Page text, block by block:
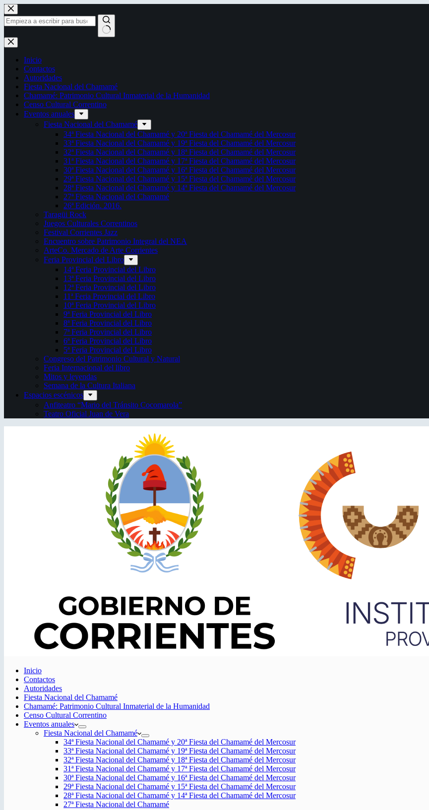
Saltar
al
contenido
Sin
resultados
Inicio
Contactos
Autoridades
Fiesta Nacional del Chamamé
Chamamé: Patrimonio Cultural Inmaterial de la Humanidad
Censo Cultural Correntino
Eventos anuales
Fiesta Nacional del Chamamé
34ª Fiesta Nacional del Chamamé y 20ª Fiesta del Chamamé del Mercosur
33ª Fiesta Nacional del Chamamé y 19ª Fiesta del Chamamé del Mercosur
32ª Fiesta Nacional del Chamamé y 18ª Fiesta del Chamamé del Mercosur
31ª Fiesta Nacional del Chamamé y 17ª Fiesta del Chamamé del Mercosur
30ª Fiesta Nacional del Chamamé y 16ª Fiesta del Chamamé del Mercosur
29ª Fiesta Nacional del Chamamé y 15ª Fiesta del Chamamé del Mercosur
28ª Fiesta Nacional del Chamamé y 14ª Fiesta del Chamamé del Mercosur
27ª Fiesta Nacional del Chamamé
26ª Edición. 2016.
Taragüi Rock
Juegos Culturales Correntinos
Festival Corrientes Jazz
Encuentro sobre Patrimonio Integral del NEA
ArteCo. Mercado de Arte Corrientes
Feria Provincial del Libro
14ª Feria Provincial del Libro
13ª Feria Provincial del Libro
12ª Feria Provincial del Libro
11ª Feria Provincial del Libro
10ª Feria Provincial del Libro
9ª Feria Provincial del Libro
8ª Feria Provincial del Libro
7ª Feria Provincial del Libro
6ª Feria Provincial del Libro
5ª Feria Provincial del Libro
Congreso del Patrimonio Cultural y Natural
Feria Internacional del libro
Mitos y leyendas
Semana de la Cultura Italiana
Espacios escénicos
Anfiteatro “Mario del Tránsito Cocomarola”
Teatro Oficial Juan de Vera
Inicio
Contactos
Autoridades
Fiesta Nacional del Chamamé
Chamamé: Patrimonio Cultural Inmaterial de la Humanidad
Censo Cultural Correntino
Eventos anuales
Fiesta Nacional del Chamamé
34ª Fiesta Nacional del Chamamé y 20ª Fiesta del Chamamé del Mercosur
33ª Fiesta Nacional del Chamamé y 19ª Fiesta del Chamamé del Mercosur
32ª Fiesta Nacional del Chamamé y 18ª Fiesta del Chamamé del Mercosur
31ª Fiesta Nacional del Chamamé y 17ª Fiesta del Chamamé del Mercosur
30ª Fiesta Nacional del Chamamé y 16ª Fiesta del Chamamé del Mercosur
29ª Fiesta Nacional del Chamamé y 15ª Fiesta del Chamamé del Mercosur
28ª Fiesta Nacional del Chamamé y 14ª Fiesta del Chamamé del Mercosur
27ª Fiesta Nacional del Chamamé